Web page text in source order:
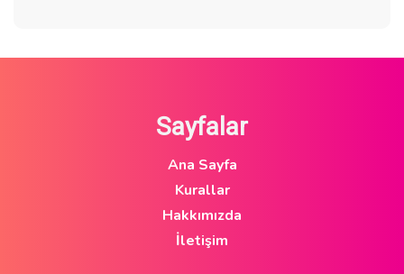
Sayfalar
Ana Sayfa
Kurallar
Hakkımızda
İletişim